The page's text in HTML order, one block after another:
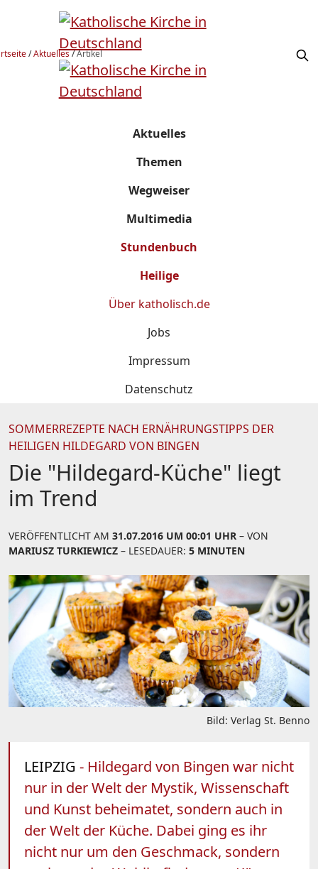
/Aktuelles/Artikel
Aktuelles
Themen
Wegweiser
Multimedia
Stundenbuch
Heilige
Über katholisch.de
Jobs
Impressum
Datenschutz
SOMMERREZEPTE NACH ERNÄHRUNGSTIPPS DER
HEILIGEN HILDEGARD VON BINGEN
Die "Hildegard-Küche" liegt
im Trend
VERÖFFENTLICHT AM 31.07.2016 UM 00:01 UHR – VON
MARIUSZ TURKIEWICZ – LESEDAUER: 5 MINUTEN
Bild: Verlag St. Benno
LEIPZIG - Hildegard von Bingen war nicht
nur in der Welt der Mystik, Wissenschaft
und Kunst beheimatet, sondern auch in
der Welt der Küche. Dabei ging es ihr
nicht nur um den Geschmack, sondern